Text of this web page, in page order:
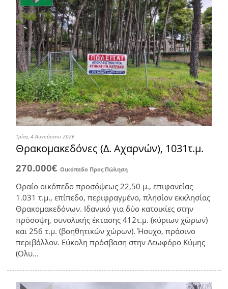
Τρίτη, 4 Αυγούστου 2026
Θρακομακεδόνες (Δ. Αχαρνών), 1031τ.μ.
270.000€Οικόπεδο Προς Πώληση
Ωραίο οικόπεδο προσόψεως 22,50 μ., επιφανείας
1.031 τ.μ., επίπεδο, περιφραγμένο, πλησίον εκκλησίας
Θρακομακεδόνων. Ιδανικό για δύο κατοικίες στην
πρόσοψη, συνολικής έκτασης 412τ.μ. (κύριων χώρων)
και 256 τ.μ. (βοηθητικών χώρων). Ήσυχο, πράσινο
περιβάλλον. Εύκολη πρόσβαση στην Λεωφόρο Κύμης
(Ολυ...